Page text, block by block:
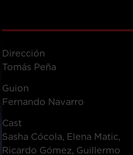
Dirección
Tomás Peña
Guion
Fernando Navarro
Cast
Sasha Cócola, Elena Matic,
Ricardo Gómez, Guillermo